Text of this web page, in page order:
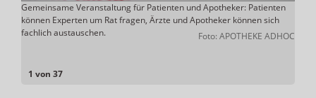
1 von 37
Gemeinsame Veranstaltung für Patienten und Apotheker: Patienten
können Experten um Rat fragen, Ärzte und Apotheker können sich
fachlich austauschen.
Foto: APOTHEKE ADHOC